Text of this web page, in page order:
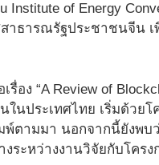
Institute of Energy
ศสาธารณรัฐประชาชนจีน
อง “A Review of
นประเทศไทย เริ่มด้วย
ตามมา นอกจากนี้ยังพบ
ระหว่างงานวิจัยกับโคร